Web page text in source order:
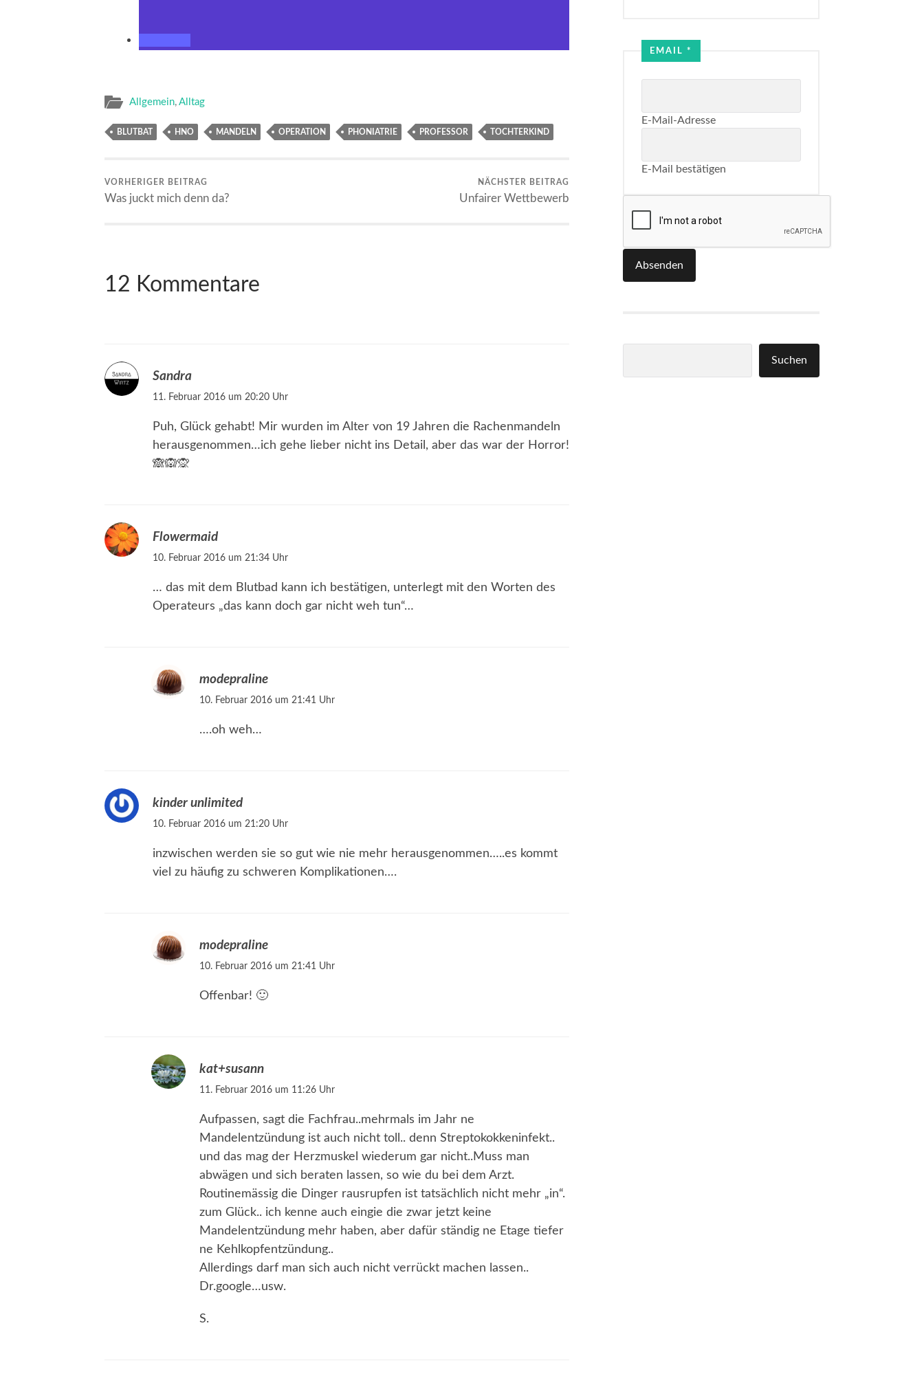
Allgemein, Alltag
BLUTBAT HNO MANDELN OPERATION PHONIATRIE PROFESSOR TOCHTERKIND
VORHERIGER BEITRAG
Was juckt mich denn da?
NÄCHSTER BEITRAG
Unfairer Wettbewerb
12 Kommentare
Sandra
11. Februar 2016 um 20:20 Uhr
Puh, Glück gehabt! Mir wurden im Alter von 19 Jahren die Rachenmandeln
herausgenommen…ich gehe lieber nicht ins Detail, aber das war der Horror!
🙈🙉🙊
Flowermaid
10. Februar 2016 um 21:34 Uhr
… das mit dem Blutbad kann ich bestätigen, unterlegt mit den Worten des
Operateurs „das kann doch gar nicht weh tun“…
modepraline
10. Februar 2016 um 21:41 Uhr
….oh weh…
kinder unlimited
10. Februar 2016 um 21:20 Uhr
inzwischen werden sie so gut wie nie mehr herausgenommen…..es kommt
viel zu häufig zu schweren Komplikationen….
modepraline
10. Februar 2016 um 21:41 Uhr
Offenbar! 🙂
kat+susann
11. Februar 2016 um 11:26 Uhr
Aufpassen, sagt die Fachfrau..mehrmals im Jahr ne
Mandelentzündung ist auch nicht toll.. denn Streptokokkeninfekt..
und das mag der Herzmuskel wiederum gar nicht..Muss man
abwägen und sich beraten lassen, so wie du bei dem Arzt.
Routinemässig die Dinger rausrupfen ist tatsächlich nicht mehr „in“.
zum Glück.. ich kenne auch eingie die zwar jetzt keine
Mandelentzündung mehr haben, aber dafür ständig ne Etage tiefer
ne Kehlkopfentzündung..
Allerdings darf man sich auch nicht verrückt machen lassen..
Dr.google…usw.
S.
Name
EMAIL *
E-Mail-Adresse
E-Mail bestätigen
Absenden
Suchen